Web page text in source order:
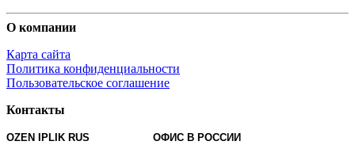
О компании
Карта сайта
Политика конфиденциальности
Пользовательское соглашение
Контакты
OZEN IPLIK RUS ОФИС В РОССИИ